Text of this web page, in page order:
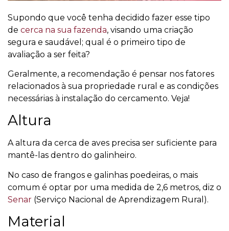
Supondo que você tenha decidido fazer esse tipo
de cerca na sua fazenda, visando uma criação
segura e saudável; qual é o primeiro tipo de
avaliação a ser feita?
Geralmente, a recomendação é pensar nos fatores
relacionados à sua propriedade rural e as condições
necessárias à instalação do cercamento. Veja!
Altura
A altura da cerca de aves precisa ser suficiente para
mantê-las dentro do galinheiro.
No caso de frangos e galinhas poedeiras, o mais
comum é optar por uma medida de 2,6 metros, diz o
Senar (Serviço Nacional de Aprendizagem Rural).
Material